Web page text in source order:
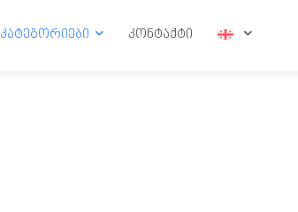
კატეგორიები კონტაქტი